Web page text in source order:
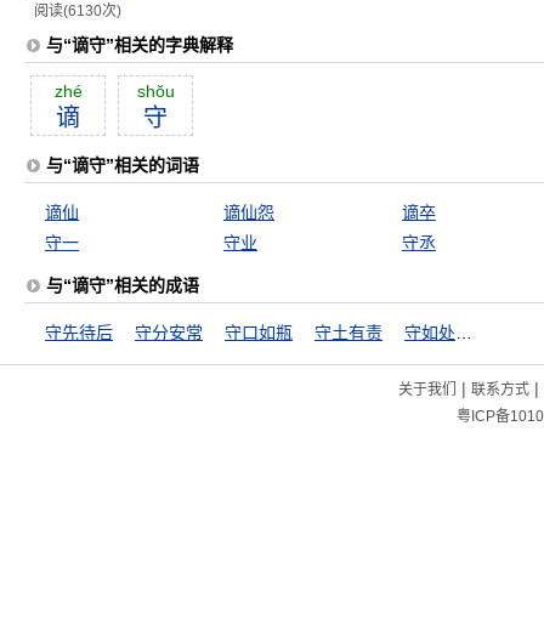
阅读(6130次)
与“谪守”相关的字典解释
zhé
谪
shŏu
守
与“谪守”相关的词语
谪仙 谪仙怨
谪卒
守一
守业 守丞
与“谪守”相关的成语
守先待后 守分安常 守口如瓶 守土有责
关于我们 | 联系方式|
粤ICP备